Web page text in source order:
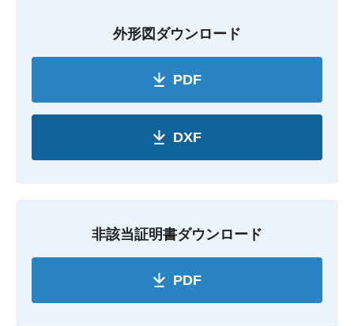
外形図ダウンロード
PDF
DXF
非該当証明書ダウンロード
PDF